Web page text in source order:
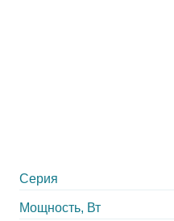
Серия
Мощность, Вт